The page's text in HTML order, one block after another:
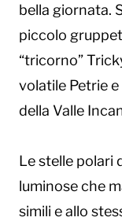
bella giornata.
piccolo
“tricorno”
volatile Petrie e
della Valle
Le stelle polari
luminose che
simili e allo